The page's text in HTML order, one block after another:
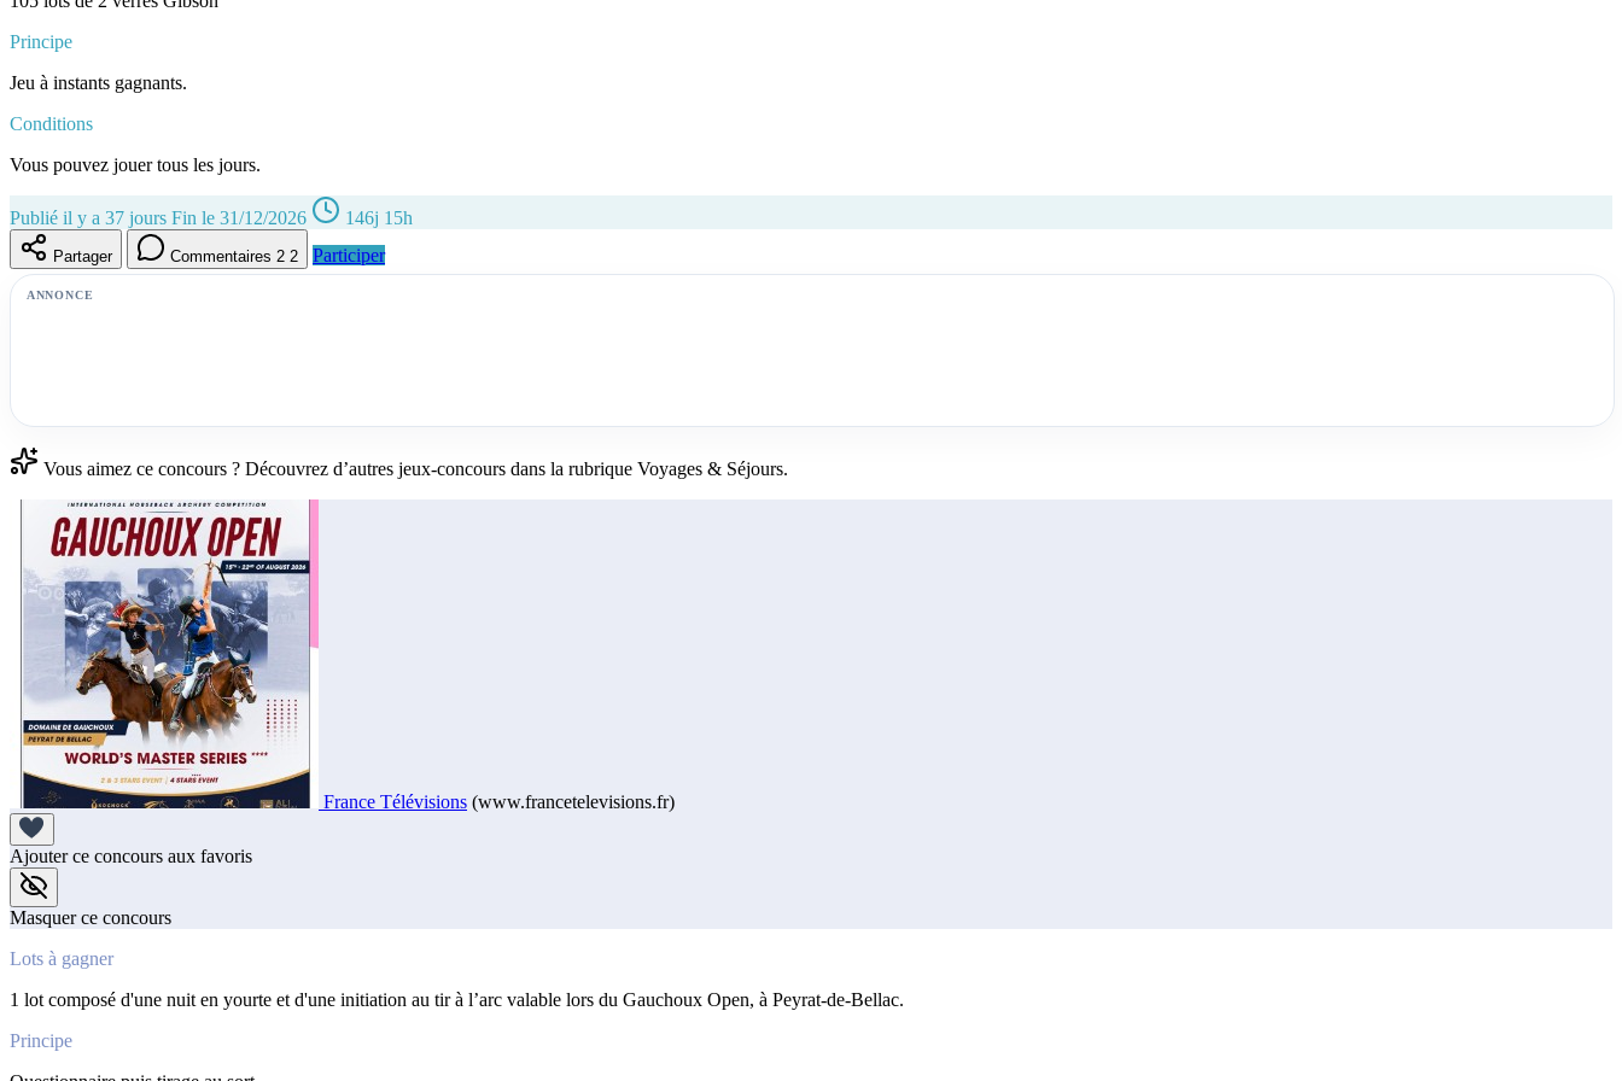
Principe
Jeu à instants gagnants.
Conditions
Vous pouvez jouer tous les jours.
Publié il y a 37 jours Fin le 31/12/2026 146j 15h
Partager Commentaires 2 2 Participer
ANNONCE
Vous aimez ce concours ? Découvrez d’autres jeux-concours dans la rubrique Voyages & Séjours.
France Télévisions (www.francetelevisions.fr)
Ajouter ce concours aux favoris
Masquer ce concours
Lots à gagner
1 lot composé d'une nuit en yourte et d'une initiation au tir à l’arc valable lors du Gauchoux Open, à Peyrat-de-Bellac.
Principe